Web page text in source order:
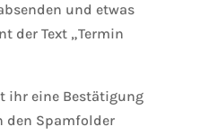
und etwas
der Text „Termin
ihr eine Bestätigung
den Spamfolder